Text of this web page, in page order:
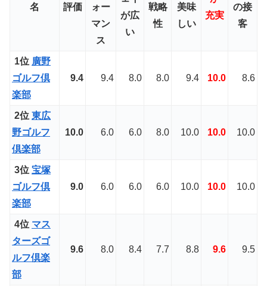
名 評価
ォー
マン
ス
が広
い
戦略
性
美味
しい
充実
の接
客
1位 廣野
ゴルフ倶
楽部
9.4 9.4 8.0 8.0 9.4 10.0 8.6
2位 東広
野ゴルフ
倶楽部
10.0 6.0 6.0 8.0 10.0 10.0 10.0
3位 宝塚
ゴルフ倶
楽部
9.0 6.0 6.0 6.0 10.0 10.0 10.0
4位 マス
ターズゴ
ルフ倶楽
部
9.6 8.0 8.4 7.7 8.8 9.6 9.5